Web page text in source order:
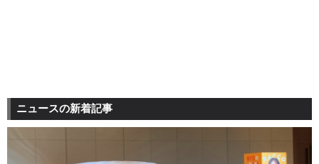
ニュースの新着記事